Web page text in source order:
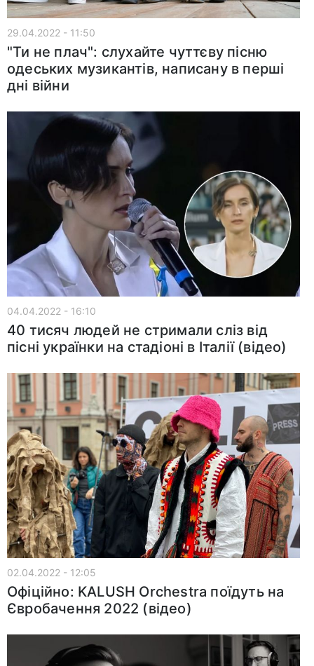
29.04.2022 - 11:50
"Ти не плач": слухайте чуттєву пісню
одеських музикантів, написану в перші
дні війни
04.04.2022 - 16:10
40 тисяч людей не стримали сліз від
пісні українки на стадіоні в Італії (відео)
02.04.2022 - 12:05
Офіційно: KALUSH Orchestra поїдуть на
Євробачення 2022 (відео)